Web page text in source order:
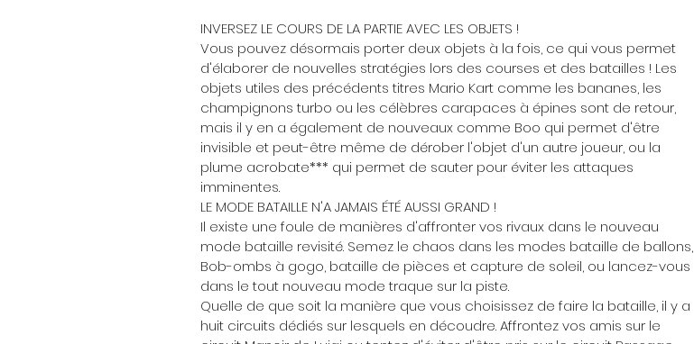
INVERSEZ LE COURS DE LA PARTIE AVEC LES OBJETS !
Vous pouvez désormais porter deux objets à la fois, ce qui vous permet
d'élaborer de nouvelles stratégies lors des courses et des batailles ! Les
objets utiles des précédents titres Mario Kart comme les bananes, les
champignons turbo ou les célèbres carapaces à épines sont de retour,
mais il y en a également de nouveaux comme Boo qui permet d'être
invisible et peut-être même de dérober l'objet d'un autre joueur, ou la
plume acrobate*** qui permet de sauter pour éviter les attaques
imminentes.
LE MODE BATAILLE N'A JAMAIS ÉTÉ AUSSI GRAND !
Il existe une foule de manières d'affronter vos rivaux dans le nouveau
mode bataille revisité. Semez le chaos dans les modes bataille de ballons,
Bob-ombs à gogo, bataille de pièces et capture de soleil, ou lancez-vous
dans le tout nouveau mode traque sur la piste.
Quelle de que soit la manière que vous choisissez de faire la bataille, il y a
huit circuits dédiés sur lesquels en découdre. Affrontez vos amis sur le